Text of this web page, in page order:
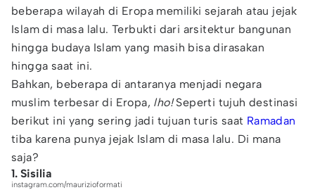
beberapa wilayah di Eropa memiliki sejarah atau jejak
Islam di masa lalu. Terbukti dari arsitektur bangunan
hingga budaya Islam yang masih bisa dirasakan
hingga saat ini.
Bahkan, beberapa di antaranya menjadi negara
muslim terbesar di Eropa, lho!Seperti tujuh destinasi
berikut ini yang sering jadi tujuan turis saat Ramadan
tiba karena punya jejak Islam di masa lalu. Di mana
saja?
1. Sisilia
instagram.com/maurizioformati